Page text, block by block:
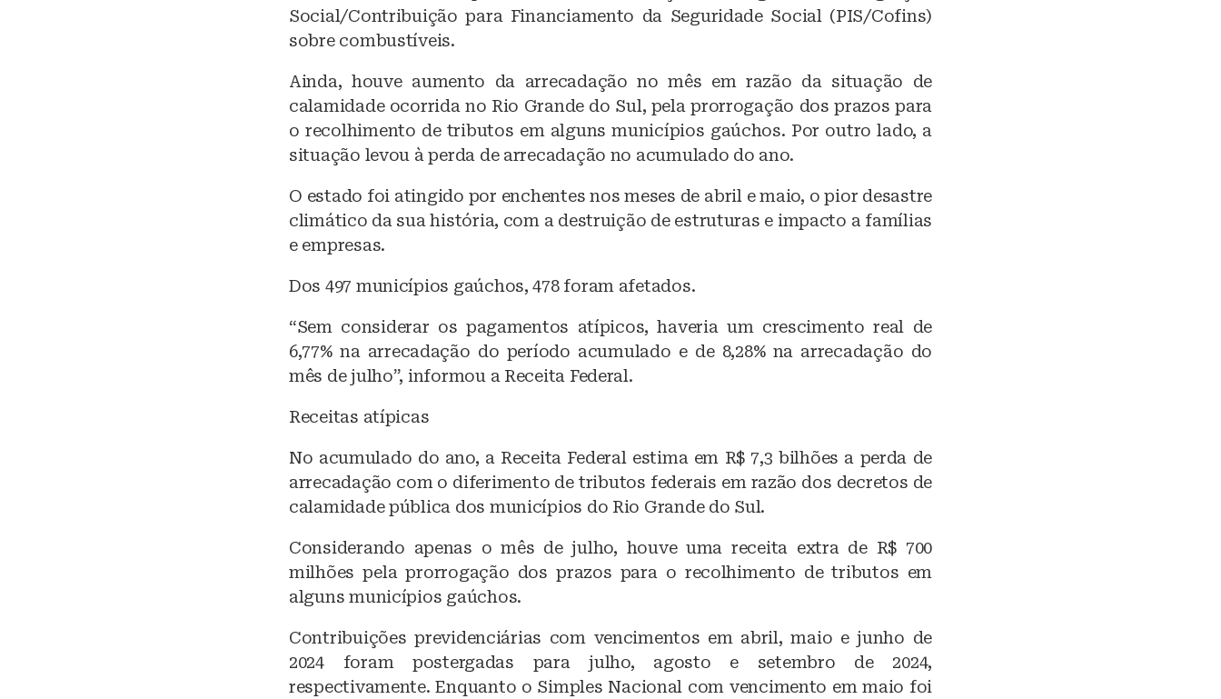
Social/Contribuição para Financiamento da Seguridade Social (PIS/Cofins)
sobre combustíveis.
Ainda, houve aumento da arrecadação no mês em razão da situação de
calamidade ocorrida no Rio Grande do Sul, pela prorrogação dos prazos para
o recolhimento de tributos em alguns municípios gaúchos. Por outro lado, a
situação levou à perda de arrecadação no acumulado do ano.
O estado foi atingido por enchentes nos meses de abril e maio, o pior desastre
climático da sua história, com a destruição de estruturas e impacto a famílias
e empresas.
Dos 497 municípios gaúchos, 478 foram afetados.
“Sem considerar os pagamentos atípicos, haveria um crescimento real de
6,77% na arrecadação do período acumulado e de 8,28% na arrecadação do
mês de julho”, informou a Receita Federal.
Receitas atípicas
No acumulado do ano, a Receita Federal estima em R$ 7,3 bilhões a perda de
arrecadação com o diferimento de tributos federais em razão dos decretos de
calamidade pública dos municípios do Rio Grande do Sul.
Considerando apenas o mês de julho, houve uma receita extra de R$ 700
milhões pela prorrogação dos prazos para o recolhimento de tributos em
alguns municípios gaúchos.
Contribuições previdenciárias com vencimentos em abril, maio e junho de
2024 foram postergadas para julho, agosto e setembro de 2024,
respectivamente. Enquanto o Simples Nacional com vencimento em maio foi